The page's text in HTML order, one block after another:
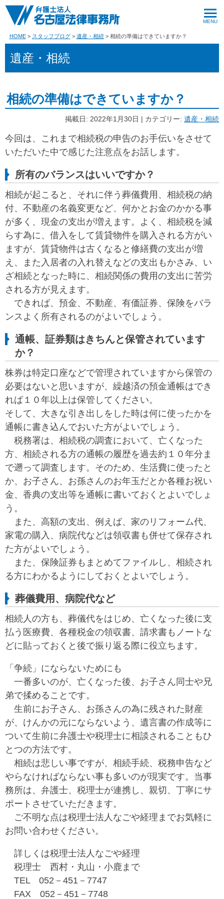
HOME スタッフブログ 遺産・相続 相続の準備はできていますか？
遺産・相続
相続の準備はできていますか？
掲載日: 2022年1月30日 | カテゴリー: 遺産・相続
今回は、これまで相続税の申告のお手伝いをさせて
いただいた中で感じた注意点をお話します。
所有のバランスはいいですか？
相続が起こると、それに伴う葬儀費用、相続税の納
付、不動産の名義変更など、何かとお金のかかる事
が多く、現金の支出が増えます。よく、相続税を減
らす為に、借入をして賃貸物件を購入される方がい
ますが、賃貸物件は古くなると修繕費の支出が増
え、また入居者の入れ替えなどの支出もかさみ、い
ざ相続となった時に、相続関係の費用の支出に苦労
される方が見えます。
できれば、預金、不動産、有価証券、保険をバラ
ンスよく所有されるのがよいでしょう。
通帳、証券類はきちんと保管されています
か？
株券は特定口座などで管理されていますから保管の
必要はないと思いますが、繰越済の預金通帳はでき
れば１０年以上は保管してください。
そして、大きな引き出しをした時は何に使ったかを
通帳に書き込んでおいた方がよいでしょう。
税務署は、相続税の調査において、亡くなった
方、相続される方の通帳の履歴を過去約１０年分ま
で遡って調査します。そのため、生活費に使ったと
か、お子さん、お孫さんのお年玉だとか各種お祝い
金、香典の支出等を通帳に書いておくとよいでしょ
う。
また、高額の支出、例えば、家のリフォーム代、
家電の購入、病院代などは領収書も併せて保存され
た方がよいでしょう。
また、保険証券もまとめてファイルし、相続され
る方にわかるようにしておくとよいでしょう。
葬儀費用、病院代など
相続人の方も、葬儀代をはじめ、亡くなった後に支
払う医療費、各種税金の領収書、請求書もノートな
どに貼っておくと後で振り返る際に役立ちます。
「争続」にならないためにも
一番多いのが、亡くなった後、お子さん同士や兄
弟で揉めることです。
生前にお子さん、お孫さんの為に残された財産
が、けんかの元にならないよう、遺言書の作成等に
ついて生前に弁護士や税理士に相談されることもひ
とつの方法です。
相続は悲しい事ですが、相続手続、税務申告など
やらなければならない事も多いのが現実です。当事
務所は、弁護士、税理士が連携し、親切、丁寧にサ
ポートさせていただきます。
ご不明な点は税理士法人なごや経理までお気軽に
お問い合わせください。
詳しくは税理士法人なごや経理
税理士 西村・丸山・小鹿まで
TEL 052－451－7747
FAX 052－451－7748